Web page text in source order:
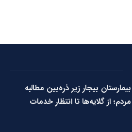
بیمارستان بیجار زیر ذره‌بین مطالبه
مردم؛ از گلایه‌ها تا انتظار خدمات